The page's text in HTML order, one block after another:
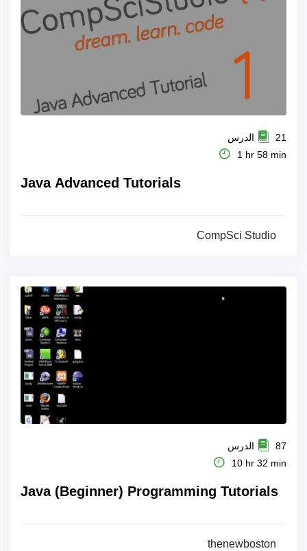
21 الدرس
1 hr 58 min
Java Advanced Tutorials
CompSci Studio
87 الدرس
10 hr 32 min
Java (Beginner) Programming Tutorials
thenewboston